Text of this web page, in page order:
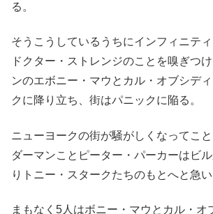
る。
そうこうしているうちにインフィニテ
ドクター・ストレンジのことを嗅ぎつ
ンのエボニー・マウとカル・オブシデ
クに降り立ち、街はパニックに陥る。
ニューヨークの街が騒がしくなってこ
ダーマンことピーター・パーカーはビ
りトニー・スタークたちのもとへと急い
まもなく5人はボニー・マウとカル・オ